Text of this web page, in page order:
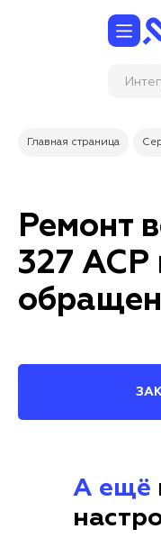
Ин
Главная страница
Ремонт
327 ACP
А ещё